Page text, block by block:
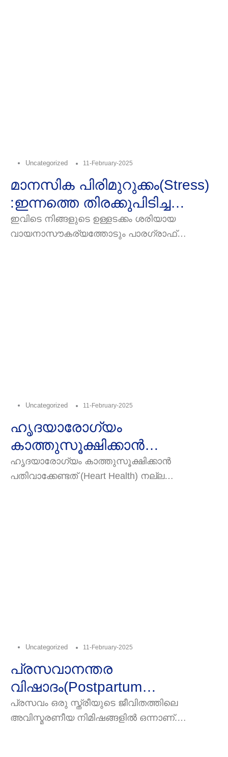
Uncategorized 11-February-2025
മാനസിക പിരിമുറുക്കം(Stress)
:ഇന്നത്തെ തിരക്കുപിടിച്ച
ജീവിതരീതിയില്‍എല്ലാ
മനുഷ്യര്‍ക്കും…
ഇവിടെ നിങ്ങളുടെ ഉള്ളടക്കം ശരിയായ
വായനാസൗകര്യത്തോടും പാരഗ്രാഫ്
Uncategorized 11-February-2025
ഹൃദയാരോഗ്യം
കാത്തുസൂക്ഷിക്കാൻ
പതിവാക്കേണ്ടത് ഇവ (Heart
Health) നല്ല
ഹൃദയാരോഗ്യം കാത്തുസൂക്ഷിക്കാൻ
പതിവാക്കേണ്ടത് (Heart Health) നല്ല
Uncategorized 11-February-2025
പ്രസവാനന്തര
വിഷാദം(Postpartum
Depression): അമ്മമാരെ
തളര്‍ത്തുന്ന മാനസികാവസ്ഥ
പ്രസവം ഒരു സ്ത്രീയുടെ ജീവിതത്തിലെ
അവിസ്മരണീയ നിമിഷങ്ങളില്‍ ഒന്നാണ്.